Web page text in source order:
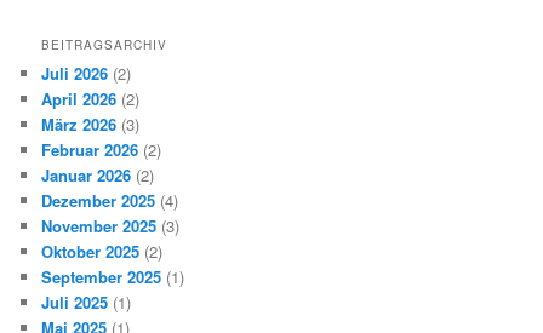
BEITRAGSARCHIV
Juli 2026 (2)
April 2026 (2)
März 2026 (3)
Februar 2026 (2)
Januar 2026 (2)
Dezember 2025 (4)
November 2025 (3)
Oktober 2025 (2)
September 2025 (1)
Juli 2025 (1)
Mai 2025 (1)